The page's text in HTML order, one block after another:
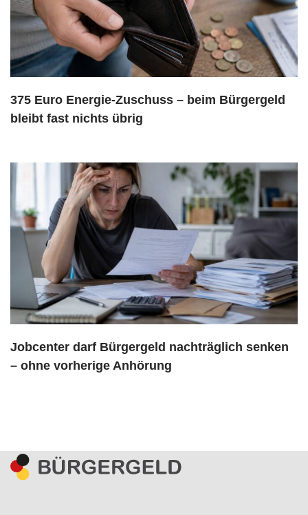
375 Euro Energie-Zuschuss – beim Bürgergeld
bleibt fast nichts übrig
Jobcenter darf Bürgergeld nachträglich senken
– ohne vorherige Anhörung